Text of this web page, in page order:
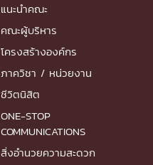
แนะนำคณะ
คณะผู้บริหาร
โครงสร้างองค์กร
ภาควิชา / หน่วยงาน
ชีวิตนิสิต
ONE-STOP
COMMUNICATIONS
สิ่งอำนวยความสะดวก